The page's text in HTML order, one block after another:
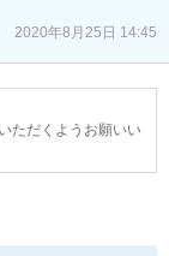
2020年8月25日 14:45
ただくようお願いい